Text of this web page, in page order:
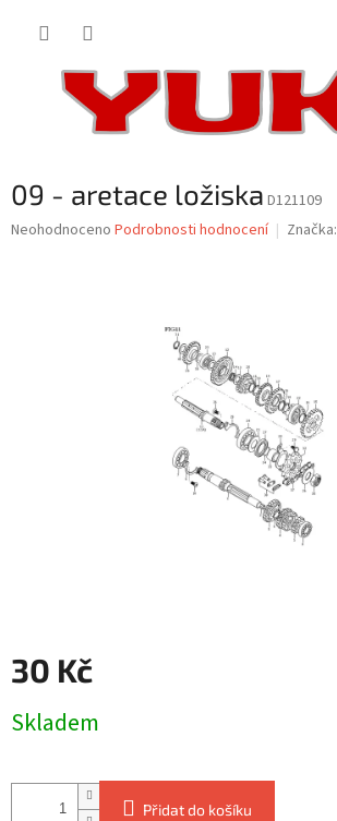
09 - aretace ložiska D121109
Průměrné
Neohodnoceno Podrobnosti hodnocení Značka:
30 Kč
cena:
Skladem
Přidat do košíku